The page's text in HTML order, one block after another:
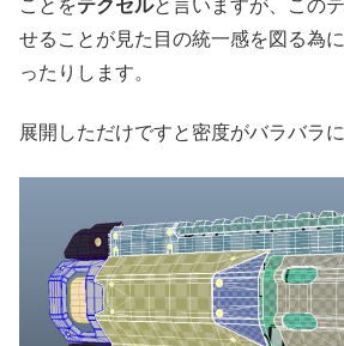
ことをテクセルと言いますが、この
せることが見た目の統一感を図る為
ったりします。
展開しただけですと密度がバラバラ